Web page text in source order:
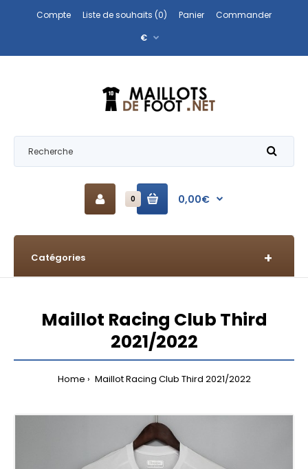
Compte Liste de souhaits (0) Panier
Commander
€
0 0,00€
Catégories
Maillot Racing Club Third
2021/2022
Home Maillot Racing Club Third 2021/2022